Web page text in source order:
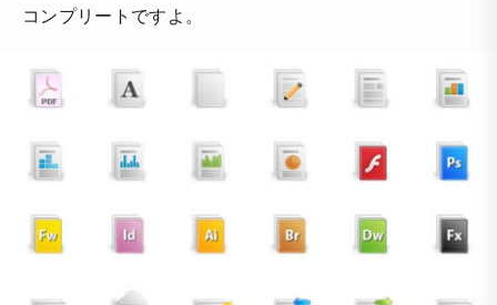
コンプリートですよ。